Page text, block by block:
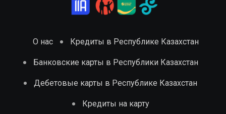
О нас Кредиты в Республике Казахстан
Банковские карты в Республики Казахстан
Дебетовые карты в Республике Казахстан
Кредиты на карту